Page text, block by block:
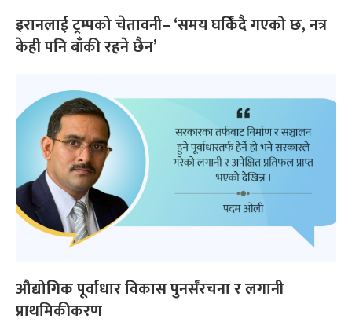
इरानलाई ट्रम्पको चेतावनी– ‘समय घर्किंदै गएको छ, नत्र
केही पनि बाँकी रहने छैन’
औद्योगिक पूर्वाधार विकास पुनर्संरचना र लगानी
प्राथमिकीकरण